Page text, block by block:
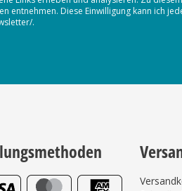
entnehmen. Diese Einwilligung kann ich
.